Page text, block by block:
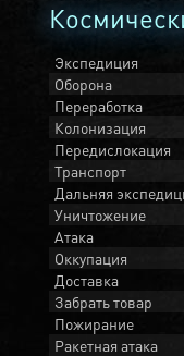
Экспедиция
Оборона
Переработка
Колонизация
Передислокация
Транспорт
Дальняя
Уничтожение
Атака
Оккупация
Доставка
Забрать товар
Пожирание
Ракетная атака